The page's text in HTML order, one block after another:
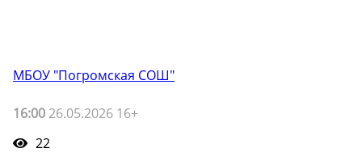
МБОУ "Погромская СОШ"
16:00 26.05.2026 16+
22